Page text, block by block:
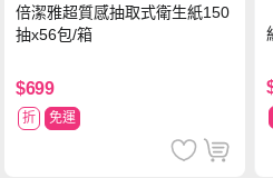
倍潔雅超質感抽取式衛生紙150
抽x56包/箱
$699
折 免運